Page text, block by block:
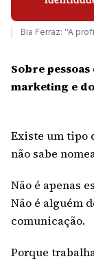
Bia Ferraz: ''A
Sobre
marketing e
Existe um tipo
não sabe
Não é apenas
Não é alguém
comunicação.
Porque